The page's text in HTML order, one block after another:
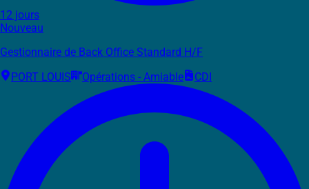
12 jours
Nouveau
Gestionnaire de Back Office Standard H/F
PORT LOUIS
Opérations - Amiable CDI